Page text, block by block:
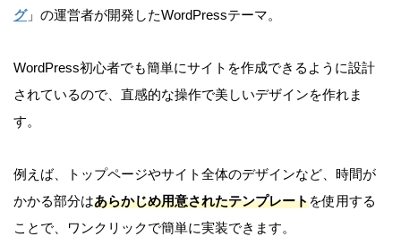
グ」の運営者が開発したWordPressテーマ。
WordPress初心者でも簡単にサイトを作成できるように設計
されているので、直感的な操作で美しいデザインを作れま
す。
例えば、トップページやサイト全体のデザインなど、時間が
かかる部分はあらかじめ用意されたテンプレートを使用する
ことで、ワンクリックで簡単に実装できます。